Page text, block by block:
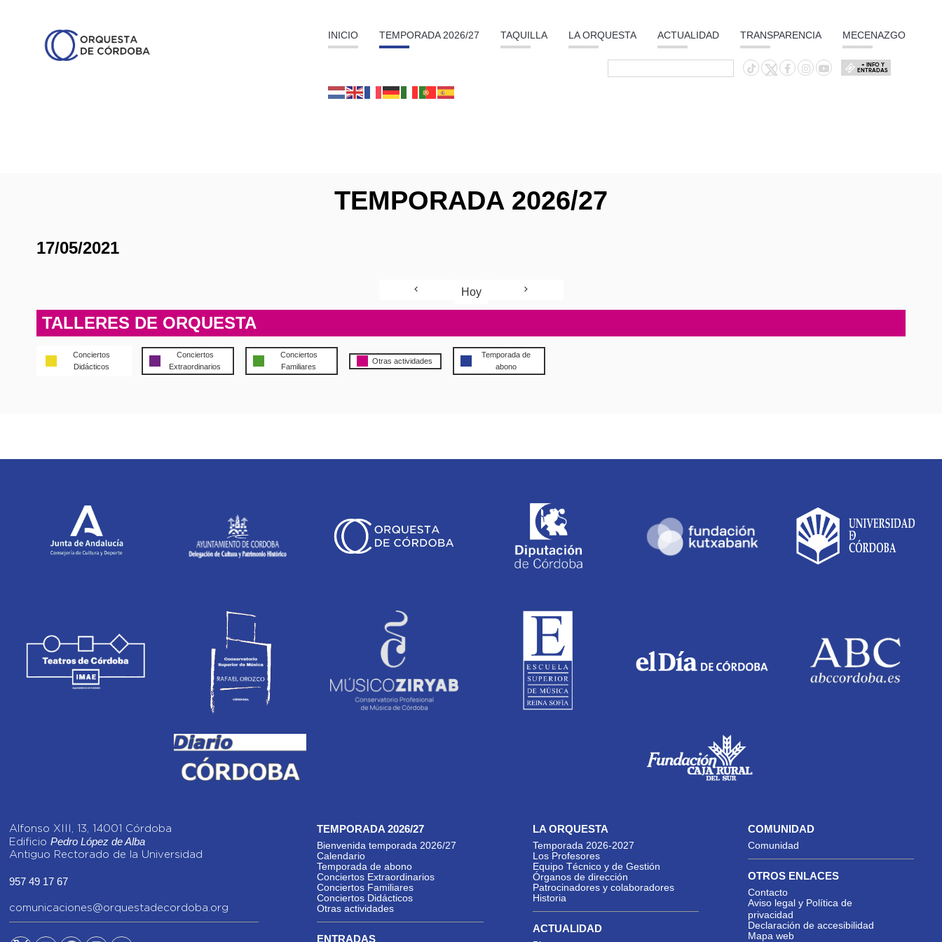
INICIO TEMPORADA 2026/27 TAQUILLA LA ORQUESTA ACTUALIDAD TRANSPARENCIA MECENAZGO
+ INFO Y
ENTRADAS
TEMPORADA 2026/27
17/05/2021
Hoy
TALLERES DE ORQUESTA
Conciertos
Didácticos
Conciertos
Extraordinarios
Conciertos
Familiares
Otras actividades
Temporada de
abono
Alfonso XIII, 13, 14001 Córdoba
Edificio Pedro López de Alba
Antiguo Rectorado de la Universidad
957 49 17 67
comunicaciones@orquestadecordoba.org
TEMPORADA 2026/27
Bienvenida temporada 2026/27
Calendario
Temporada de abono
Conciertos Extraordinarios
Conciertos Familiares
Conciertos Didácticos
Otras actividades
ENTRADAS
LA ORQUESTA
Temporada 2026-2027
Los Profesores
Equipo Técnico y de Gestión
Órganos de dirección
Patrocinadores y colaboradores
Historia
ACTUALIDAD
COMUNIDAD
Comunidad
OTROS ENLACES
Contacto
Aviso legal y Política de
privacidad
Declaración de accesibilidad
Mapa web